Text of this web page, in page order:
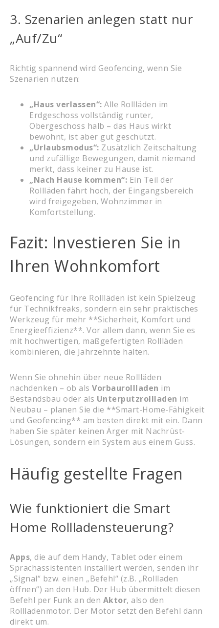
3. Szenarien anlegen statt nur
„Auf/Zu“
Richtig spannend wird Geofencing, wenn Sie
Szenarien nutzen:
„Haus verlassen“: Alle Rollläden im
Erdgeschoss vollständig runter,
Obergeschoss halb – das Haus wirkt
bewohnt, ist aber gut geschützt.
„Urlaubsmodus“: Zusätzlich Zeitschaltung
und zufällige Bewegungen, damit niemand
merkt, dass keiner zu Hause ist.
„Nach Hause kommen“: Ein Teil der
Rollläden fährt hoch, der Eingangsbereich
wird freigegeben, Wohnzimmer in
Komfortstellung.
Fazit: Investieren Sie in
Ihren Wohnkomfort
Geofencing für Ihre Rollläden ist kein Spielzeug
für Technikfreaks, sondern ein sehr praktisches
Werkzeug für mehr **Sicherheit, Komfort und
Energieeffizienz**. Vor allem dann, wenn Sie es
mit hochwertigen, maßgefertigten Rollläden
kombinieren, die Jahrzehnte halten.
Wenn Sie ohnehin über neue Rollläden
nachdenken – ob als Vorbaurollladen im
Bestandsbau oder als Unterputzrollladen im
Neubau – planen Sie die **Smart-Home-Fähigkeit
und Geofencing** am besten direkt mit ein. Dann
haben Sie später keinen Ärger mit Nachrüst-
Lösungen, sondern ein System aus einem Guss.
Häufig gestellte Fragen
Wie funktioniert die Smart
Home Rollladensteuerung?
Apps, die auf dem Handy, Tablet oder einem
Sprachassistenten installiert werden, senden ihr
„Signal“ bzw. einen „Befehl“ (z.B. „Rollladen
öffnen“) an den Hub. Der Hub übermittelt diesen
Befehl per Funk an den Aktor, also den
Rollladenmotor. Der Motor setzt den Befehl dann
direkt um.